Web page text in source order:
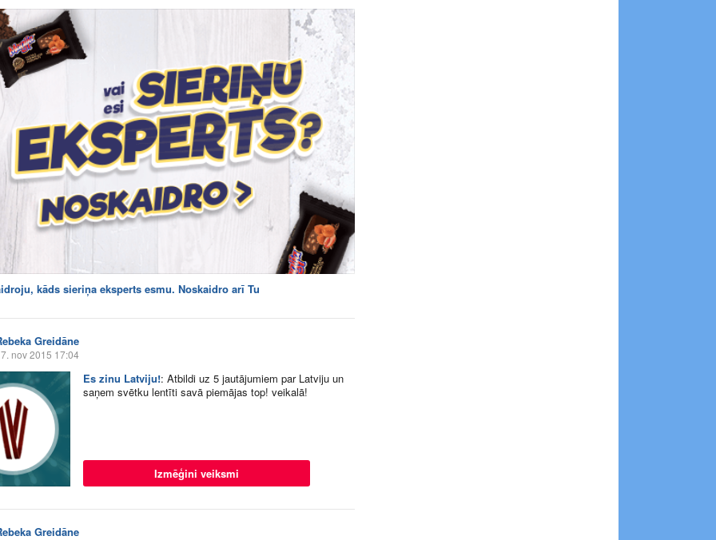
kāds sieriņa eksperts esmu. Noskaidro arī Tu
Greidāne
nov 2015 17:04
Es zinu Latviju!: Atbildi uz 5 jautājumiem par Latviju un
saņem svētku lentīti savā piemājas top! veikalā!
Izmēģini veiksmi
Greidāne